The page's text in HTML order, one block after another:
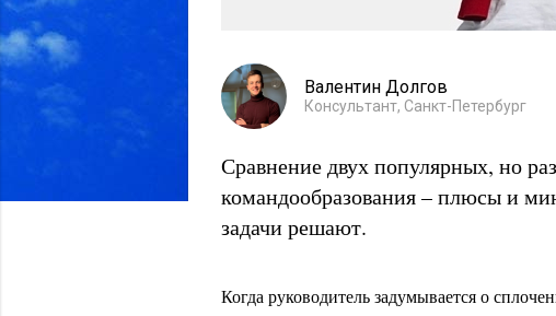
Валентин Долгов
Консультант, Санкт-Петербург
Сравнение двух популярных, но
командообразования – плюсы и
задачи решают.
Когда руководитель задумывается о